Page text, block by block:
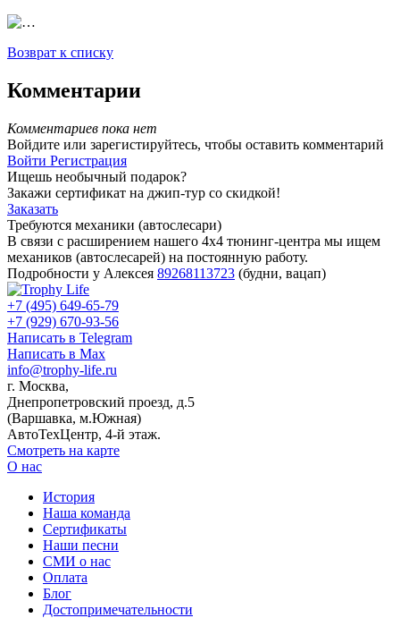
Возврат к списку
Комментарии
Комментариев пока нет
Войдите или зарегистируйтесь, чтобы оставить комментарий
Войти Регистрация
Ищешь необычный подарок?
Закажи сертификат на джип-тур со скидкой!
Заказать
Требуются механики (автослесари)
В связи с расширением нашего 4х4 тюнинг-центра мы ищем
механиков (автослесарей) на постоянную работу.
Подробности у Алексея 89268113723 (будни, вацап)
+7 (495) 649-65-79
+7 (929) 670-93-56
Написать в Telegram
Написать в Max
info@trophy-life.ru
г. Москва,
Днепропетровский проезд, д.5
(Варшавка, м.Южная)
АвтоТехЦентр, 4-й этаж.
Смотреть на карте
О нас
История
Наша команда
Сертификаты
Наши песни
СМИ о нас
Оплата
Блог
Достопримечательности